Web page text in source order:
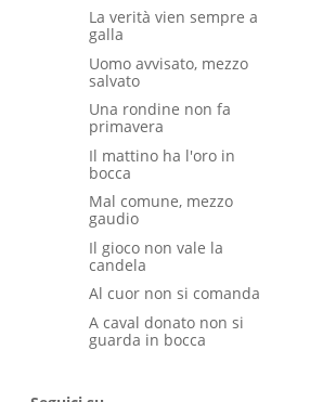
La verità vien sempre a
galla
Uomo avvisato, mezzo
salvato
Una rondine non fa
primavera
Il mattino ha l'oro in
bocca
Mal comune, mezzo
gaudio
Il gioco non vale la
candela
Al cuor non si comanda
A caval donato non si
guarda in bocca